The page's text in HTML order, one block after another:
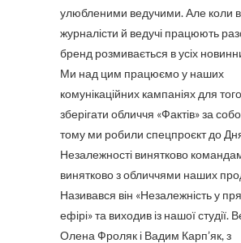
улюбленими ведучими. Але коли
журналісти й ведучі працюють
бренд розмивається в усіх
Ми над цим працюємо у наших
комунікаційних кампаніях для
зберігати обличчя «Фактів» за
тому ми робили спецпроєкт до
Незалежності винятково
винятково з обличчями наших
Називався він «Незалежність у
ефірі» та виходив із нашої студії.
Олена Фроляк і Вадим Карп’як, з